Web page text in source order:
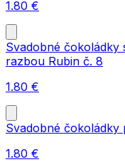
1.80 €
Svadobné
razbou Rubin č. 8
1.80 €
Svadobné
1.80 €